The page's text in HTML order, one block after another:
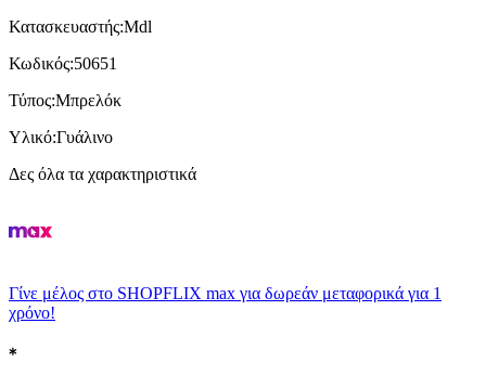
Κατασκευαστής:Mdl
Κωδικός:50651
Τύπος:Μπρελόκ
Υλικό:Γυάλινο
Δες όλα τα χαρακτηριστικά
Γίνε μέλος στο SHOPFLIX max για δωρεάν μεταφορικά για 1
χρόνο!